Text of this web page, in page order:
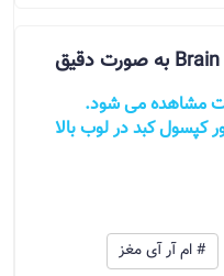
مشاهده می شود.
کبد در لوب بالا
# ام آر آی مغز